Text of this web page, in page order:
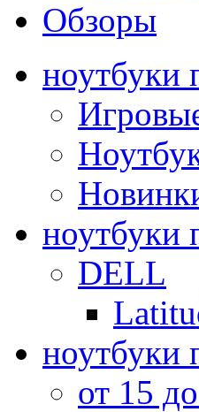
Обзоры
ноутбуки
ноутбуки
DELL
ноутбуки
от 15